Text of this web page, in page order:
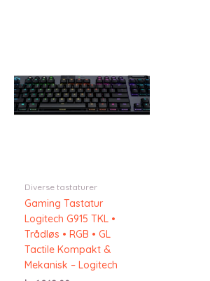
Diverse tastaturer
Gaming Tastatur
Logitech G915 TKL •
Trådløs • RGB • GL
Tactile Kompakt &
Mekanisk – Logitech